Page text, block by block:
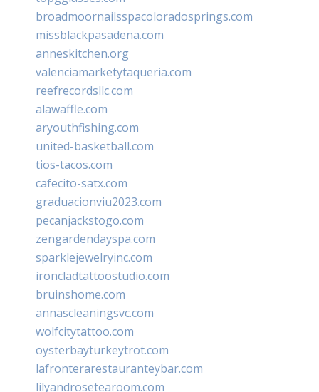
broadmoornailsspacoloradosprings.com
missblackpasadena.com
anneskitchen.org
valenciamarketytaqueria.com
reefrecordsllc.com
alawaffle.com
aryouthfishing.com
united-basketball.com
tios-tacos.com
cafecito-satx.com
graduacionviu2023.com
pecanjackstogo.com
zengardendayspa.com
sparklejewelryinc.com
ironcladtattoostudio.com
bruinshome.com
annascleaningsvc.com
wolfcitytattoo.com
oysterbayturkeytrot.com
lafronterarestauranteybar.com
lilyandrosetearoom.com